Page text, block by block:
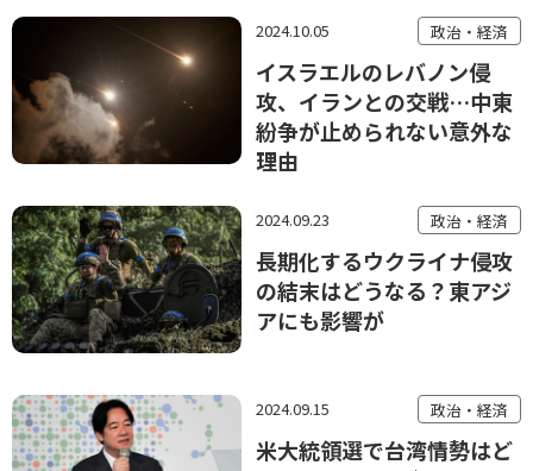
2024.10.05 政治・経済
イスラエルのレバノン侵
攻、イランとの交戦…中東
紛争が止められない意外な
理由
2024.09.23 政治・経済
長期化するウクライナ侵攻
の結末はどうなる？東アジ
アにも影響が
2024.09.15 政治・経済
米大統領選で台湾情勢はど